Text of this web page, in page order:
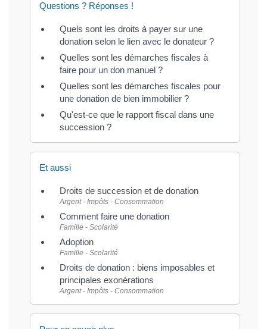
Questions ? Réponses !
Quels sont les droits à payer sur une
donation selon le lien avec le donateur ?
Quelles sont les démarches fiscales à
faire pour un don manuel ?
Quelles sont les démarches fiscales pour
une donation de bien immobilier ?
Qu'est-ce que le rapport fiscal dans une
succession ?
Et aussi
Droits de succession et de donation
Argent - Impôts - Consommation
Comment faire une donation
Famille - Scolarité
Adoption
Famille - Scolarité
Droits de donation : biens imposables et
principales exonérations
Argent - Impôts - Consommation